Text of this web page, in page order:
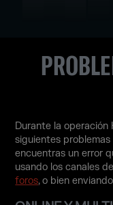
Durante la operación
siguientes
encuentras un error
usando los canales
foros, o bien